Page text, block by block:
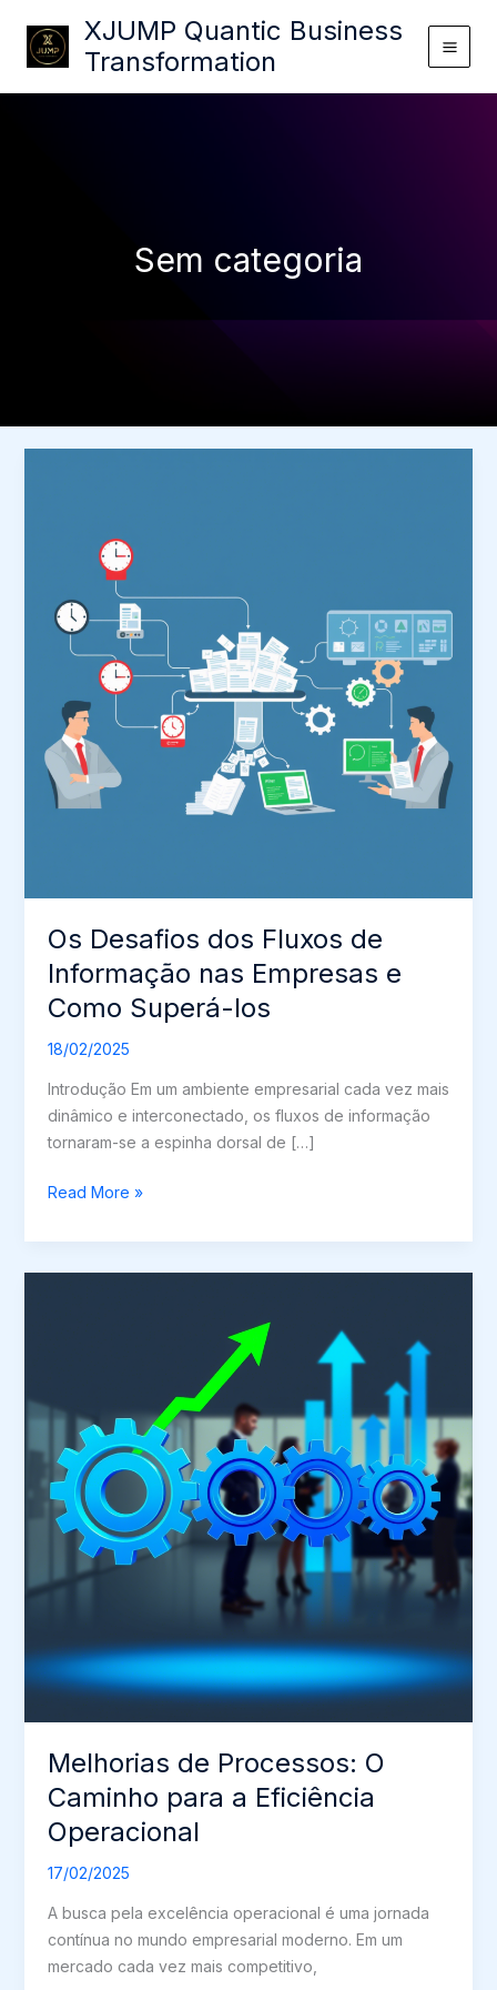
para
conteúdo
XJUMP Quantic Business
Transformation
Sem categoria
Os Desafios dos Fluxos de
Informação nas Empresas e
Como Superá-los
18/02/2025
Introdução Em um ambiente empresarial cada vez mais
dinâmico e interconectado, os fluxos de informação
tornaram-se a espinha dorsal de […]
Os
dos
Fluxos
e
Como
Superá-
los
Read More »
Melhorias de Processos: O
Caminho para a Eficiência
Operacional
17/02/2025
A busca pela excelência operacional é uma jornada
contínua no mundo empresarial moderno. Em um
mercado cada vez mais competitivo,